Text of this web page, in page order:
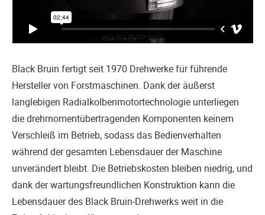
Black Bruin fertigt seit 1970 Drehwerke für führende
Hersteller von Forstmaschinen. Dank der äußerst
langlebigen Radialkolbenmotortechnologie unterliegen
die drehmomentübertragenden Komponenten keinem
Verschleiß im Betrieb, sodass das Bedienverhalten
während der gesamten Lebensdauer der Maschine
unverändert bleibt. Die Betriebskosten bleiben niedrig, und
dank der wartungsfreundlichen Konstruktion kann die
Lebensdauer des Black Bruin-Drehwerks weit in die